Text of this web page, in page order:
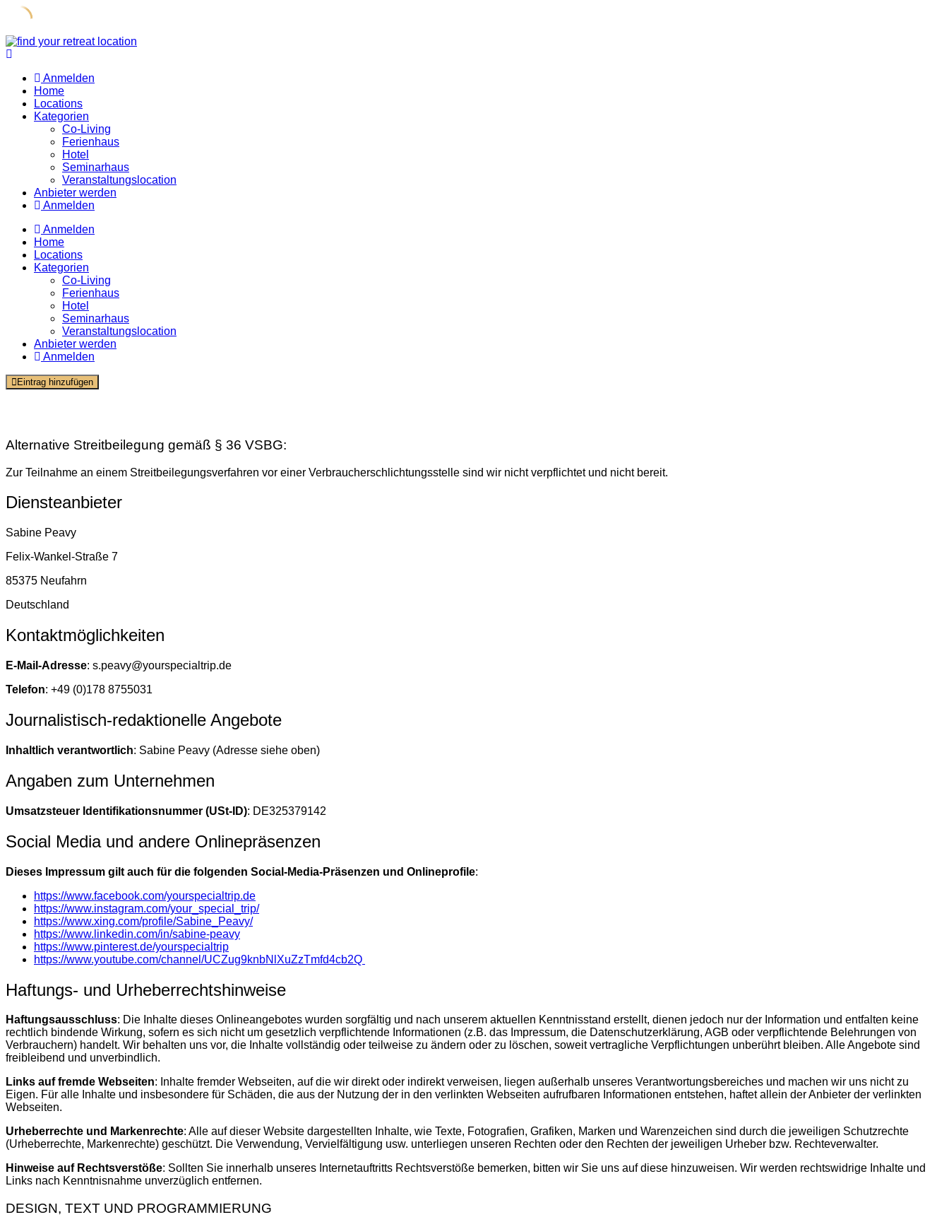
Skip
to
Anmelden
Home
Locations
Kategorien
Co-Living
Ferienhaus
Hotel
Seminarhaus
Veranstaltungslocation
Anbieter werden
Anmelden
Anmelden
Home
Locations
Kategorien
Co-Living
Ferienhaus
Hotel
Seminarhaus
Veranstaltungslocation
Anbieter werden
Anmelden
Eintrag hinzufügen
Alternative Streitbeilegung gemäß § 36 VSBG:
Zur Teilnahme an einem Streitbeilegungsverfahren vor einer Verbraucherschlichtungsstelle sind wir nicht verpflichtet und nicht bereit.
Diensteanbieter
Sabine Peavy
Felix-Wankel-Straße 7
85375 Neufahrn
Deutschland
Kontaktmöglichkeiten
E-Mail-Adresse: s.peavy@yourspecialtrip.de
Telefon: +49 (0)178 8755031
Journalistisch-redaktionelle Angebote
Inhaltlich verantwortlich: Sabine Peavy (Adresse siehe oben)
Angaben zum Unternehmen
Umsatzsteuer Identifikationsnummer (USt-ID): DE325379142
Social Media und andere Onlinepräsenzen
Dieses Impressum gilt auch für die folgenden Social-Media-Präsenzen und Onlineprofile:
https://www.facebook.com/yourspecialtrip.de
https://www.instagram.com/your_special_trip/
https://www.xing.com/profile/Sabine_Peavy/
https://www.linkedin.com/in/sabine-peavy
https://www.pinterest.de/yourspecialtrip
https://www.youtube.com/channel/UCZug9knbNlXuZzTmfd4cb2Q
Haftungs- und Urheberrechtshinweise
Haftungsausschluss: Die Inhalte dieses Onlineangebotes wurden sorgfältig und nach unserem aktuellen Kenntnisstand erstellt, dienen jedoch nur der Information und entfalten keine
rechtlich bindende Wirkung, sofern es sich nicht um gesetzlich verpflichtende Informationen (z.B. das Impressum, die Datenschutzerklärung, AGB oder verpflichtende Belehrungen von
Verbrauchern) handelt. Wir behalten uns vor, die Inhalte vollständig oder teilweise zu ändern oder zu löschen, soweit vertragliche Verpflichtungen unberührt bleiben. Alle Angebote sind
freibleibend und unverbindlich.
Links auf fremde Webseiten: Inhalte fremder Webseiten, auf die wir direkt oder indirekt verweisen, liegen außerhalb unseres Verantwortungsbereiches und machen wir uns nicht zu
Eigen. Für alle Inhalte und insbesondere für Schäden, die aus der Nutzung der in den verlinkten Webseiten aufrufbaren Informationen entstehen, haftet allein der Anbieter der verlinkten
Webseiten.
Urheberrechte und Markenrechte: Alle auf dieser Website dargestellten Inhalte, wie Texte, Fotografien, Grafiken, Marken und Warenzeichen sind durch die jeweiligen Schutzrechte
(Urheberrechte, Markenrechte) geschützt. Die Verwendung, Vervielfältigung usw. unterliegen unseren Rechten oder den Rechten der jeweiligen Urheber bzw. Rechteverwalter.
Hinweise auf Rechtsverstöße: Sollten Sie innerhalb unseres Internetauftritts Rechtsverstöße bemerken, bitten wir Sie uns auf diese hinzuweisen. Wir werden rechtswidrige Inhalte und
Links nach Kenntnisnahme unverzüglich entfernen.
DESIGN, TEXT UND PROGRAMMIERUNG